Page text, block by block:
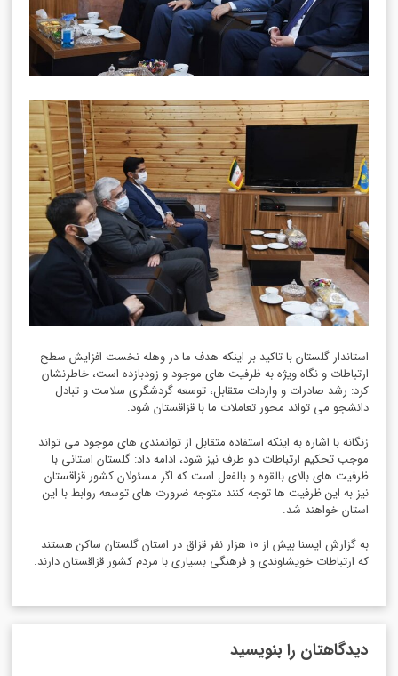
استاندار گلستان با تاکید بر اینکه هدف ما در وهله نخست افزایش سطح
ارتباطات و نگاه ویژه به ظرفیت های موجود و زودبازده است، خاطرنشان
کرد: رشد صادرات و واردات متقابل، توسعه گردشگری سلامت و تبادل
دانشجو می تواند محور تعاملات ما با قزاقستان شود.
زنگانه با اشاره به اینکه استفاده متقابل از توانمندی های موجود می تواند
موجب تحکیم ارتباطات دو طرف نیز شود، ادامه داد: گلستان استانی با
ظرفیت های بالای بالقوه و بالفعل است که اگر مسئولان کشور قزاقستان
نیز به این ظرفیت ها توجه کنند متوجه ضرورت های توسعه روابط با این
استان خواهند شد.
به گزارش ایسنا بیش از 10 هزار نفر قزاق در استان گلستان ساکن هستند
که ارتباطات خویشاوندی و فرهنگی بسیاری با مردم کشور قزاقستان دارند.
دیدگاهتان را بنویسید